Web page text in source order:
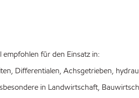
für den Einsatz in:
Differentialen, Achsgetrieben,
in Landwirtschaft,